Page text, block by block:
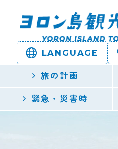
LANGUAGE
旅の計画
緊急・災害時